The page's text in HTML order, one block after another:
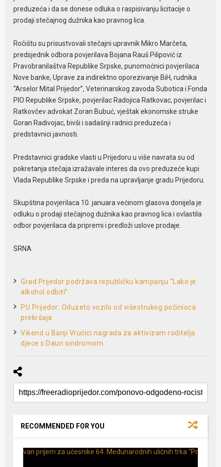
preduzeća i da se donese odluka o raspisivanju licitacije o
prodaji stečajnog dužnika kao pravnog lica.
Ročištu su prisustvovali stečajni upravnik Mikro Marčeta,
predsjednik odbora povjerilava Bojana Rauš Pilipović iz
Pravobranilaštva Republike Srpske, punomoćnici povjerilaca
Nove banke, Uprave za indirektno oporezivanje BiH, rudnika
“Arselor Mital Prijedor”, Veterinarskog zavoda Subotica i Fonda
PIO Republike Srpske, povjerilac Radojica Ratkovac, povjerilac i
Ratkovčev advokat Zoran Bubuć, vještak ekonomske struke
Goran Radivojac, bivši i sadašnji radnici preduzeća i
predstavnici javnosti.
Predstavnici gradske vlasti u Prijedoru u više navrata su od
pokretanja stečaja izražavale interes da ovo preduzeće kupi
Vlada Republike Srpske i preda na upravljanje gradu Prijedoru.
Skupština povjerilaca 10. januara većinom glasova donijela je
odluku o prodaji stečajnog dužnika kao pravnog lica i ovlastila
odbor povjerilaca da pripremi i predloži uslove prodaje.
SRNA
Grad Prijedor podržava republičku kampanju “Lako je
alkohol odbiti”
PU Prijedor: Oduzeto vozilo od višestrukog počinioca
prekršaja
Vikend u Banji Vrućici nagrada za aktivizam roditelja
djece s Daun sindromom
RECOMMENDED FOR YOU